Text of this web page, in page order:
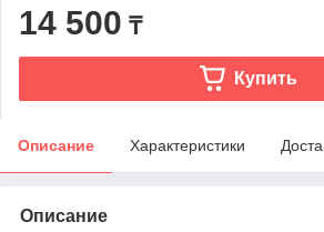
14 500 ₸
Купить
Описание Характеристики
Описание